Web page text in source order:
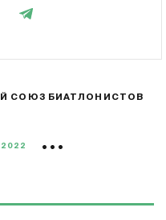
СОЮЗ БИАТЛОНИСТОВ